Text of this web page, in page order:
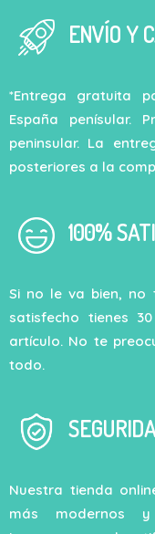
ENVÍO Y
*Entrega gratuita
España penísular.
peninsular. La
posteriores a la
100%
Si no le va bien,
satisfecho tienes
artículo. No te
todo.
Nuestra tienda
más modernos